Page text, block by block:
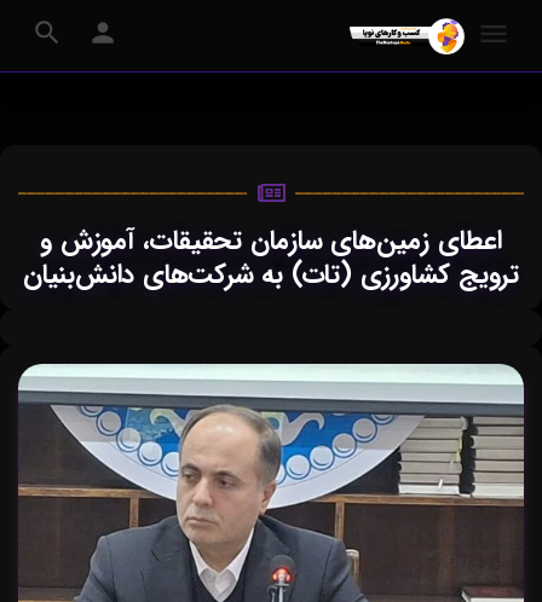
اعطای زمین‌های سازمان تحقیقات، آموزش و
ترویج کشاورزی (تات) به شرکت‌های دانش‌بنیان